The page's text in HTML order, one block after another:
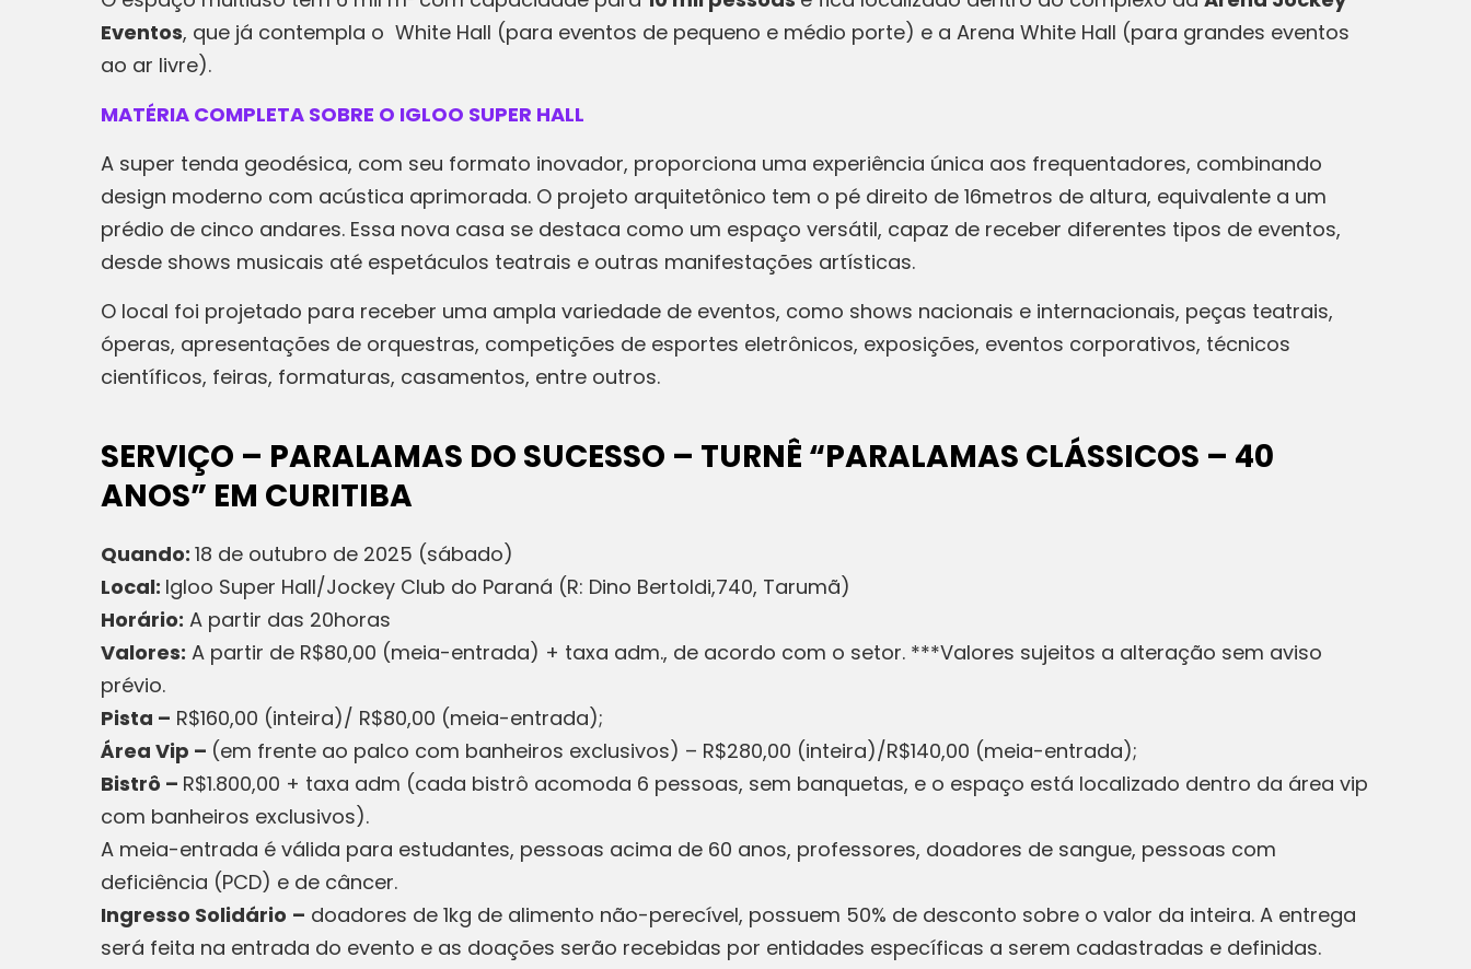
Eventos, que já contempla o White Hall (para eventos de pequeno e médio porte) e a Arena White Hall (para grandes eventos
ao ar livre).
MATÉRIA COMPLETA SOBRE O IGLOO SUPER HALL
A super tenda geodésica, com seu formato inovador, proporciona uma experiência única aos frequentadores, combinando
design moderno com acústica aprimorada. O projeto arquitetônico tem o pé direito de 16metros de altura, equivalente a um
prédio de cinco andares. Essa nova casa se destaca como um espaço versátil, capaz de receber diferentes tipos de eventos,
desde shows musicais até espetáculos teatrais e outras manifestações artísticas.
O local foi projetado para receber uma ampla variedade de eventos, como shows nacionais e internacionais, peças teatrais,
óperas, apresentações de orquestras, competições de esportes eletrônicos, exposições, eventos corporativos, técnicos
científicos, feiras, formaturas, casamentos, entre outros.
SERVIÇO – PARALAMAS DO SUCESSO – TURNÊ “PARALAMAS CLÁSSICOS – 40
ANOS” EM CURITIBA
Quando: 18 de outubro de 2025 (sábado)
Local: Igloo Super Hall/Jockey Club do Paraná (R: Dino Bertoldi,740, Tarumã)
Horário: A partir das 20horas
Valores: A partir de R$80,00 (meia-entrada) + taxa adm., de acordo com o setor. ***Valores sujeitos a alteração sem aviso
prévio.
Pista – R$160,00 (inteira)/ R$80,00 (meia-entrada);
Área Vip – (em frente ao palco com banheiros exclusivos) – R$280,00 (inteira)/R$140,00 (meia-entrada);
Bistrô – R$1.800,00 + taxa adm (cada bistrô acomoda 6 pessoas, sem banquetas, e o espaço está localizado dentro da área vip
com banheiros exclusivos).
A meia-entrada é válida para estudantes, pessoas acima de 60 anos, professores, doadores de sangue, pessoas com
deficiência (PCD) e de câncer.
Ingresso Solidário – doadores de 1kg de alimento não-perecível, possuem 50% de desconto sobre o valor da inteira. A entrega
será feita na entrada do evento e as doações serão recebidas por entidades específicas a serem cadastradas e definidas.